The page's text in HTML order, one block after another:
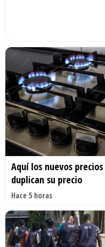
Aquí los nuevos
duplican su precio
Hace 5 horas